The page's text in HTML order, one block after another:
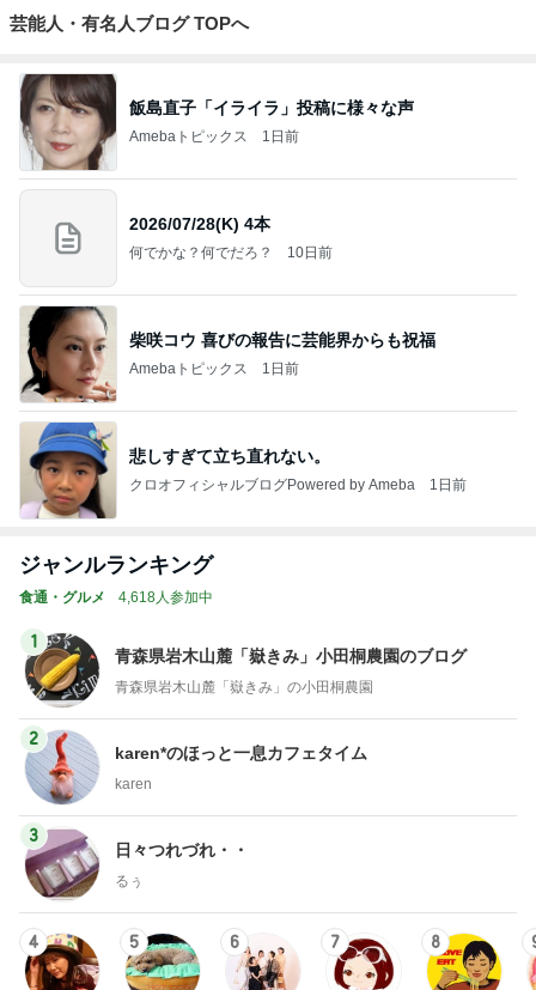
芸能人・有名人ブログ TOPへ
飯島直子「イライラ」投稿に様々な声
Amebaトピックス 1日前
2026/07/28(K) 4本
何でかな？何でだろ？ 10日前
柴咲コウ 喜びの報告に芸能界からも祝福
Amebaトピックス 1日前
悲しすぎて立ち直れない。
クロオフィシャルブログPowered by Ameba 1日前
ジャンルランキング
食通・グルメ 4,618人参加中
1
青森県岩木山麓「嶽きみ」小田桐農園のブログ
青森県岩木山麓「嶽きみ」の小田桐農園
2
karen*のほっと一息カフェタイム
karen
3
日々つれづれ・・
るぅ
4 5 6 7 8